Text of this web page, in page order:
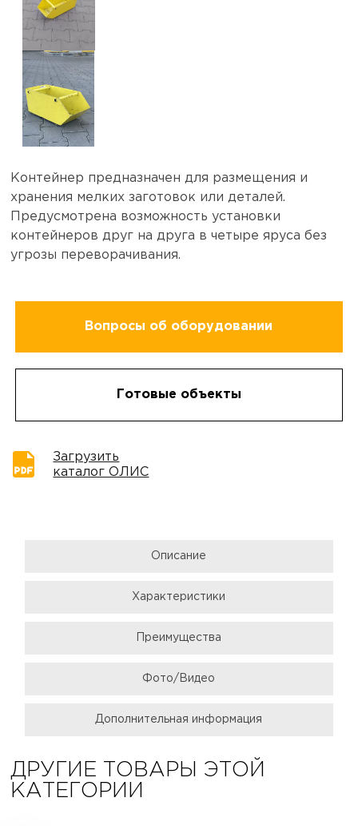
Контейнер предназначен для размещения и
хранения мелких заготовок или деталей.
Предусмотрена возможность установки
контейнеров друг на друга в четыре яруса без
угрозы переворачивания.
Вопросы об оборудовании
Готовые объекты
Загрузить
каталог ОЛИС
Описание
Характеристики
Преимущества
Фото/Видео
Дополнительная информация
ДРУГИЕ ТОВАРЫ ЭТОЙ
КАТЕГОРИИ